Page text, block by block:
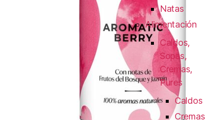
Natas
Alimentación
Caldos,
Sopas,
Cremas,
Pures
Caldos
Cremas